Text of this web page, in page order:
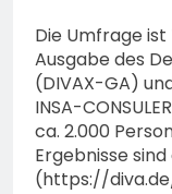
Die Umfrage
Ausgabe des
(DIVAX-GA)
INSA-
ca. 2.000
Ergebnisse
(https://